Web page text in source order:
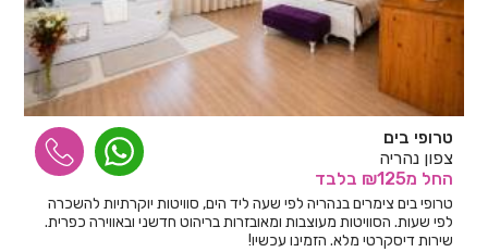
טרופי בים
צפון נהריה
החל מ₪125 בלבד
טרופי בים צימרים בנהריה לפי שעה ליד הים, סוויטות יוקרתיות להשכרה
לפי שעות. הסוויטות מעוצבות ומאובזרות בריהוט חדשני ובאווירה כפרית.
שירות דיסקרטי מלא. הזמינו עכשיו!